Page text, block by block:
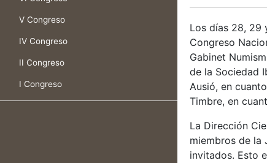
V Congreso
IV Congreso
II Congreso
I Congreso
Los días 28, 29
Congreso
Gabinet
de la Sociedad
Ausió, en
Timbre, en
La Dirección
miembros de la
invitados. Esto